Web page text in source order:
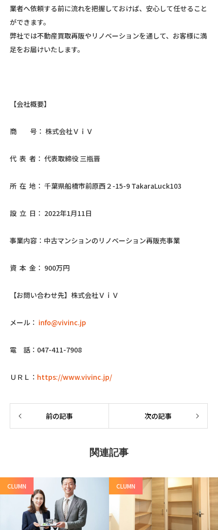
業者へ依頼する前に流れを把握しておけば、安心して任せること
ができます。
弊社では不動産買取再販やリノベーションを通して、お客様に満
足をお届けいたします。
【会社概要】
商 号： 株式会社ＶｉＶ
代 表 者： 代表取締役 三瓶晋
所 在 地： 千葉県船橋市前原西２-15-9 TakaraLuck103
設 立 日： 2022年1月11日
事業内容：中古マンションのリノベーション再販売事業
資 本 金： 900万円
【お問い合わせ先】株式会社ＶｉＶ
メール： info@vivinc.jp
電 話：047-411-7908
ＵＲＬ： https://www.vivinc.jp/
前の記事 次の記事
関連記事
CLUMN CLUMN